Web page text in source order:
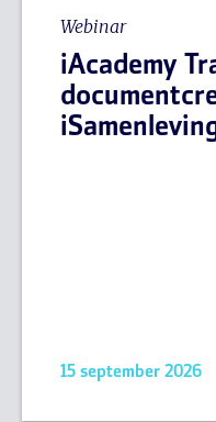
Webinar
iAcademy
15 september 2026